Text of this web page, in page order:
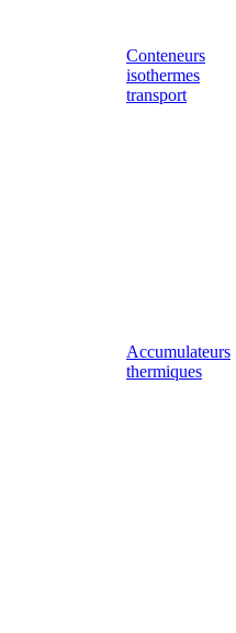
Conteneurs
isothermes
transport
Accumulateurs
thermiques